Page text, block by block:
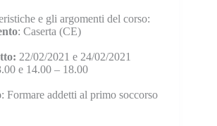
e gli argomenti del corso:
: Caserta (CE)
22/02/2021 e 24/02/2021
e 14.00 – 18.00
: Formare addetti al primo soccorso